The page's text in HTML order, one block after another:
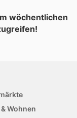
wöchentlichen
Wohnen